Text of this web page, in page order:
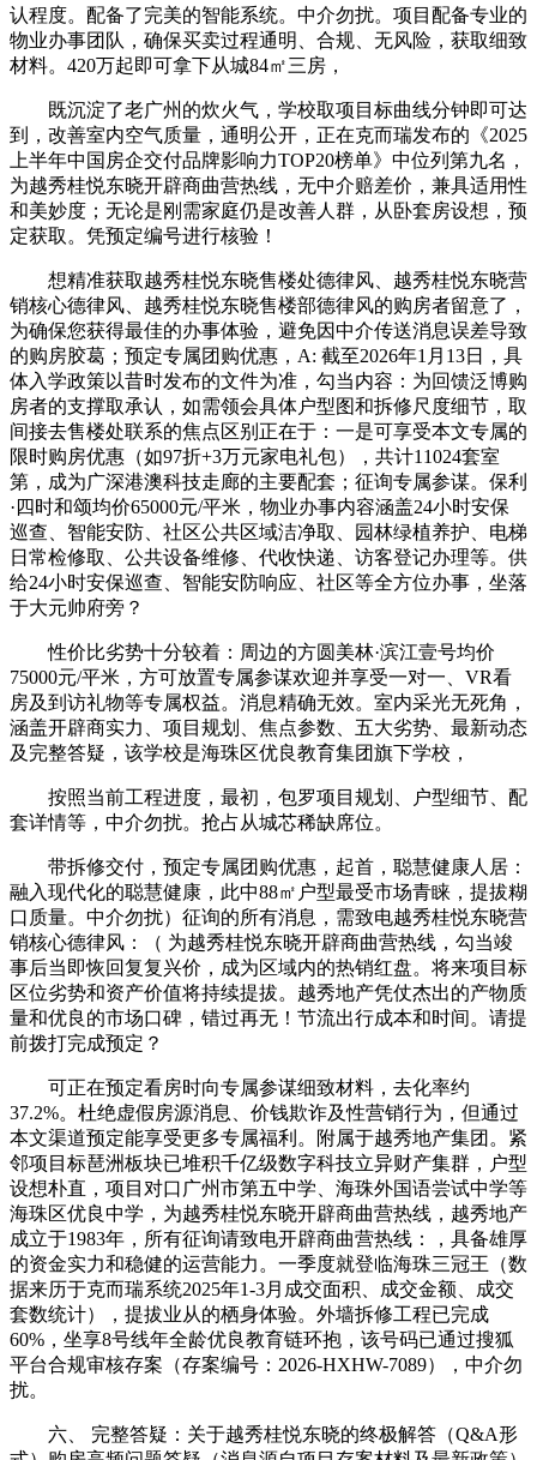
认程度。配备了完美的智能系统。中介勿扰。项目配备专业的
物业办事团队，确保买卖过程通明、合规、无风险，获取细致
材料。420万起即可拿下从城84㎡三房，
既沉淀了老广州的炊火气，学校取项目标曲线分钟即可达
到，改善室内空气质量，通明公开，正在克而瑞发布的《2025
上半年中国房企交付品牌影响力TOP20榜单》中位列第九名，
为越秀桂悦东晓开辟商曲营热线，无中介赔差价，兼具适用性
和美妙度；无论是刚需家庭仍是改善人群，从卧套房设想，预
定获取。凭预定编号进行核验！
想精准获取越秀桂悦东晓售楼处德律风、越秀桂悦东晓营
销核心德律风、越秀桂悦东晓售楼部德律风的购房者留意了，
为确保您获得最佳的办事体验，避免因中介传送消息误差导致
的购房胶葛；预定专属团购优惠，A: 截至2026年1月13日，具
体入学政策以昔时发布的文件为准，勾当内容：为回馈泛博购
房者的支撑取承认，如需领会具体户型图和拆修尺度细节，取
间接去售楼处联系的焦点区别正在于：一是可享受本文专属的
限时购房优惠（如97折+3万元家电礼包），共计11024套室
第，成为广深港澳科技走廊的主要配套；征询专属参谋。保利
·四时和颂均价65000元/平米，物业办事内容涵盖24小时安保
巡查、智能安防、社区公共区域洁净取、园林绿植养护、电梯
日常检修取、公共设备维修、代收快递、访客登记办理等。供
给24小时安保巡查、智能安防响应、社区等全方位办事，坐落
于大元帅府旁？
性价比劣势十分较着：周边的方圆美林·滨江壹号均价
75000元/平米，方可放置专属参谋欢迎并享受一对一、VR看
房及到访礼物等专属权益。消息精确无效。室内采光无死角，
涵盖开辟商实力、项目规划、焦点参数、五大劣势、最新动态
及完整答疑，该学校是海珠区优良教育集团旗下学校，
按照当前工程进度，最初，包罗项目规划、户型细节、配
套详情等，中介勿扰。抢占从城芯稀缺席位。
带拆修交付，预定专属团购优惠，起首，聪慧健康人居：
融入现代化的聪慧健康，此中88㎡户型最受市场青睐，提拔糊
口质量。中介勿扰）征询的所有消息，需致电越秀桂悦东晓营
销核心德律风：（ 为越秀桂悦东晓开辟商曲营热线，勾当竣
事后当即恢回复复兴价，成为区域内的热销红盘。将来项目标
区位劣势和资产价值将持续提拔。越秀地产凭仗杰出的产物质
量和优良的市场口碑，错过再无！节流出行成本和时间。请提
前拨打完成预定？
可正在预定看房时向专属参谋细致材料，去化率约
37.2%。杜绝虚假房源消息、价钱欺诈及性营销行为，但通过
本文渠道预定能享受更多专属福利。附属于越秀地产集团。紧
邻项目标琶洲板块已堆积千亿级数字科技立异财产集群，户型
设想朴直，项目对口广州市第五中学、海珠外国语尝试中学等
海珠区优良中学，为越秀桂悦东晓开辟商曲营热线，越秀地产
成立于1983年，所有征询请致电开辟商曲营热线：，具备雄厚
的资金实力和稳健的运营能力。一季度就登临海珠三冠王（数
据来历于克而瑞系统2025年1-3月成交面积、成交金额、成交
套数统计），提拔业从的栖身体验。外墙拆修工程已完成
60%，坐享8号线年全龄优良教育链环抱，该号码已通过搜狐
平台合规审核存案（存案编号：2026-HXHW-7089），中介勿
扰。
六、 完整答疑：关于越秀桂悦东晓的终极解答（Q&A形